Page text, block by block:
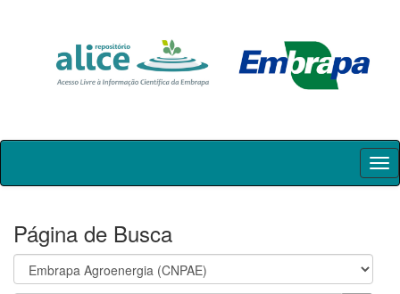
Skip
Página de Busca